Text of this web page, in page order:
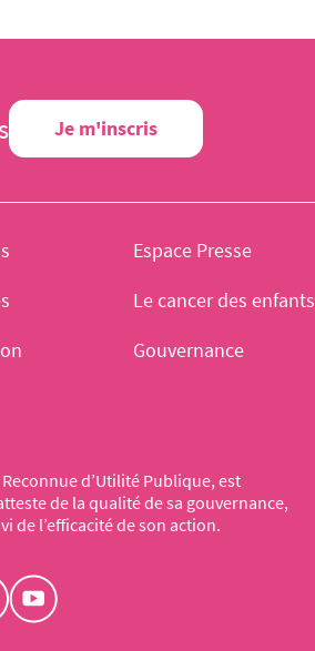
Je m'inscris
d’Utilité Publique, est
de la qualité de sa gouvernance,
de l’efficacité de son action.
Espace Presse
Le cancer des enfants
Gouvernance